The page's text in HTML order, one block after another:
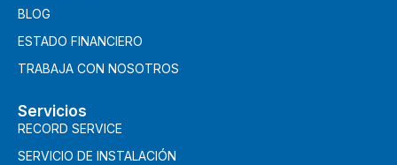
BLOG
ESTADO FINANCIERO
TRABAJA CON NOSOTROS
Servicios
RECORD SERVICE
SERVICIO DE INSTALACIÓN